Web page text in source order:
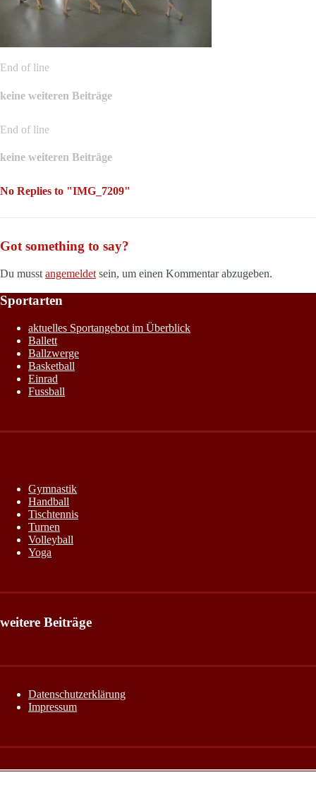
End of line
keine weiteren Beiträge
End of line
keine weiteren Beiträge
No Replies to "IMG_7209"
Got something to say?
Du musst angemeldet sein, um einen Kommentar abzugeben.
Sportarten
aktuelles Sportangebot im Überblick
Ballett
Ballzwerge
Basketball
Einrad
Fussball
Gymnastik
Handball
Tischtennis
Turnen
Volleyball
Yoga
weitere Beiträge
Datenschutzerklärung
Impressum